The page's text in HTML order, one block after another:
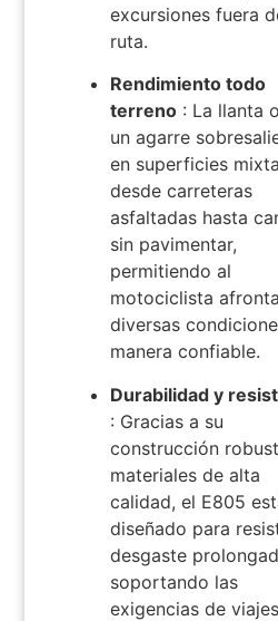
excursiones fuera
ruta.
Rendimiento todo
terreno: La llanta
un agarre
en superficies
desde carreteras
asfaltadas hasta
sin pavimentar,
permitiendo al
motociclista
diversas
manera confiable.
Durabilidad y
: Gracias a su
construcción
materiales de alta
calidad, el E805
diseñado para
desgaste
soportando las
exigencias de viajes